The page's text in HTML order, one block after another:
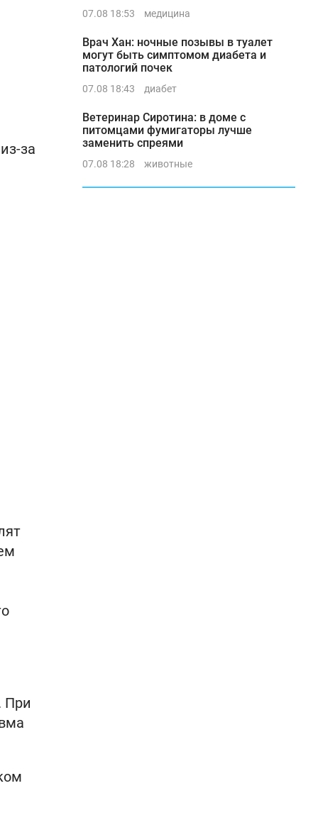
за
При
07.08 18:53 медицина
Врач Хан: ночные позывы в туалет
могут быть симптомом диабета и
патологий почек
07.08 18:43 диабет
Ветеринар Сиротина: в доме с
питомцами фумигаторы лучше
заменить спреями
07.08 18:28 животные